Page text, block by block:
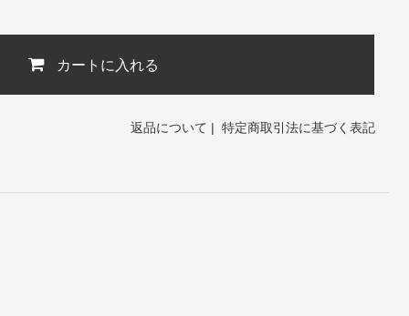
カートに入れる
返品について | 特定商取引法に基づく表記